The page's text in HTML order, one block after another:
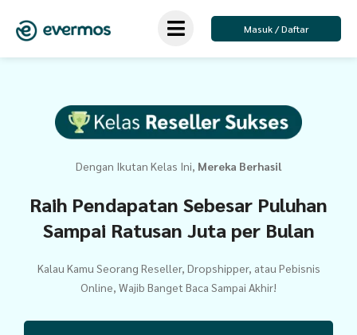
Masuk / Daftar
Dengan Ikutan Kelas Ini, Mereka Berhasil
Raih Pendapatan Sebesar Puluhan
Sampai Ratusan Juta per Bulan
Kalau Kamu Seorang Reseller, Dropshipper, atau Pebisnis
Online, Wajib Banget Baca Sampai Akhir!